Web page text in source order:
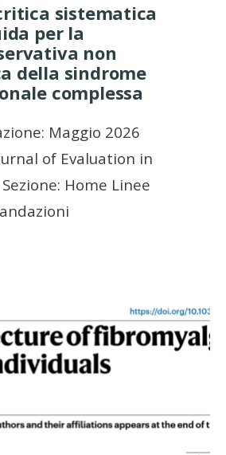
sistematica
per la
non
della sindrome
complessa
Maggio 2026
of Evaluation in
Home Linee